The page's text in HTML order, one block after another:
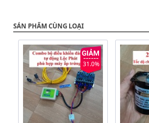
SẢN PHẨM CÙNG LOẠI
31.0%